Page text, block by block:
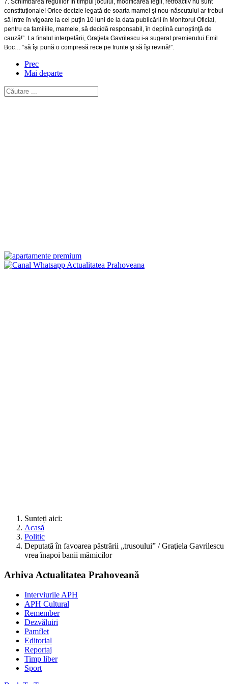
7. Schimbarea regulilor în timpul jocului, modificarea legii, retroactiv nu sunt
constituţionale! Orice decizie legată de soarta mamei şi nou-născutului ar trebui
să intre în vigoare la cel puţin 10 luni de la data publicării în Monitorul Oficial,
pentru ca familiile, mamele, să decidă responsabil, în deplină cunoştinţă de
cauză!”. La finalul interpelării, Graţiela Gavrilescu i-a sugerat premierului Emil
Boc… “să îşi pună o compresă rece pe frunte şi să îşi revină!”.
Prec
Mai departe
Sunteți aici:
Acasă
Politic
Deputată în favoarea păstrării „trusoului” / Graţiela Gavrilescu
vrea înapoi banii mămicilor
Arhiva Actualitatea Prahoveană
Interviurile APH
APH Cultural
Remember
Dezvăluiri
Pamflet
Editorial
Reportaj
Timp liber
Sport